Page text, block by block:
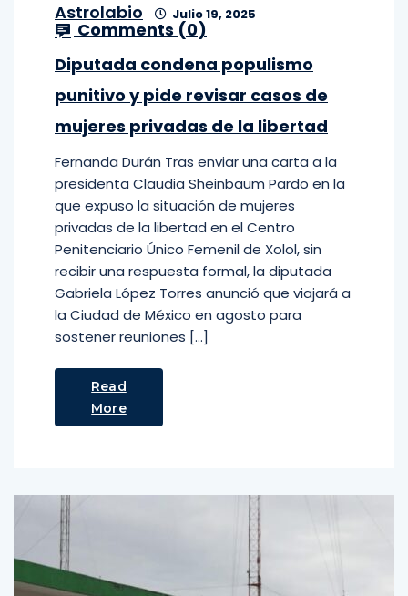
Astrolabio Julio 19, 2025
Comments (0)
Diputada condena populismo
punitivo y pide revisar casos de
mujeres privadas de la libertad
Fernanda Durán Tras enviar una carta a la
presidenta Claudia Sheinbaum Pardo en la
que expuso la situación de mujeres
privadas de la libertad en el Centro
Penitenciario Único Femenil de Xolol, sin
recibir una respuesta formal, la diputada
Gabriela López Torres anunció que viajará a
la Ciudad de México en agosto para
sostener reuniones […]
Read
More